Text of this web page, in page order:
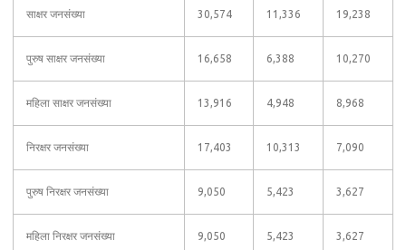
साक्षर जनसंख्या 30,574 11,336 19,238
पुरुष साक्षर जनसंख्या 16,658 6,388 10,270
महिला साक्षर जनसंख्या 13,916 4,948 8,968
निरक्षर जनसंख्या 17,403 10,313 7,090
पुरुष निरक्षर जनसंख्या 9,050 5,423 3,627
महिला निरक्षर जनसंख्या 9,050 5,423 3,627